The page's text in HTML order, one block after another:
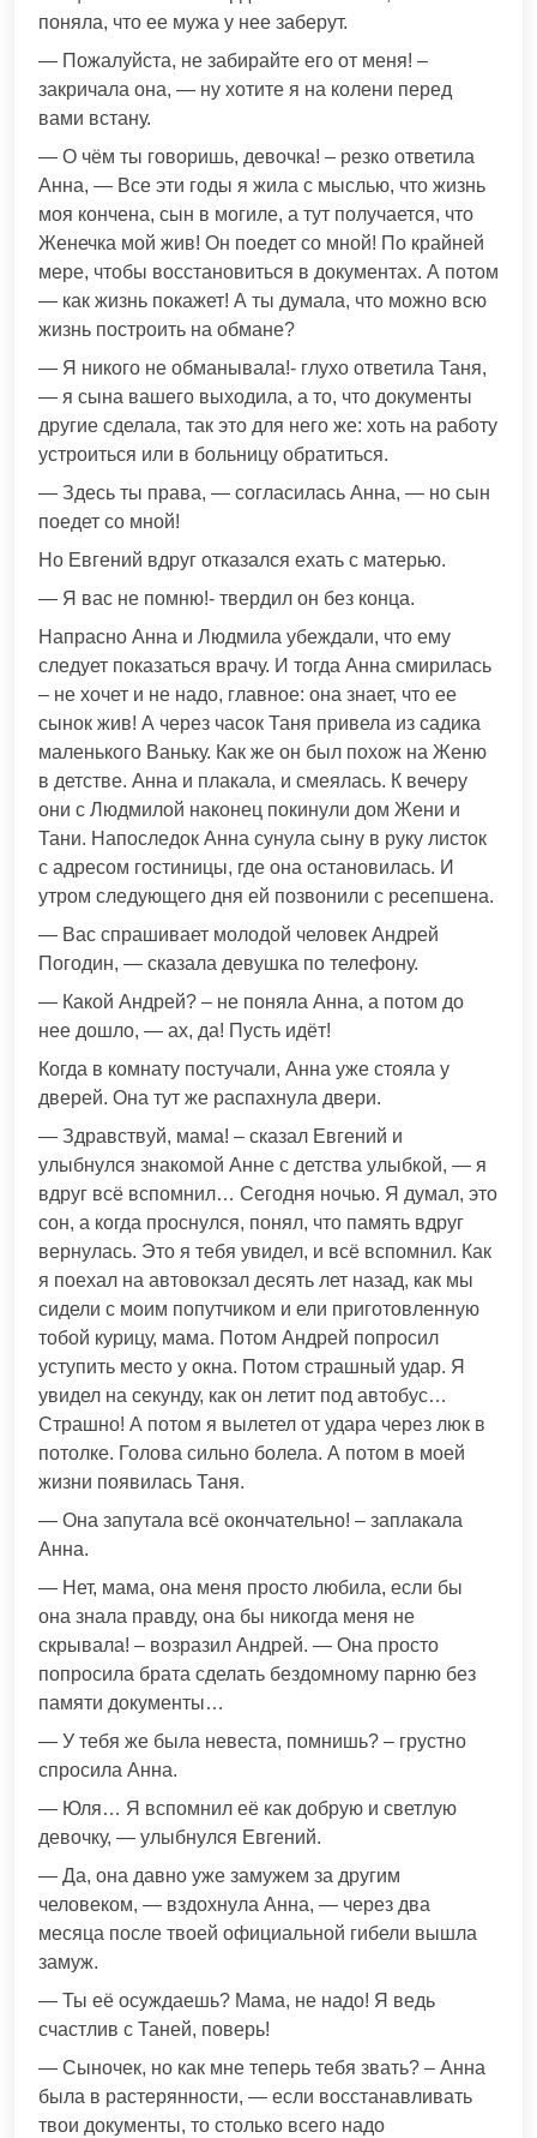
поняла, что ее мужа у нее заберут.
— Пожалуйста, не забирайте его от меня! –
закричала она, — ну хотите я на колени перед
вами встану.
— О чём ты говоришь, девочка! – резко ответила
Анна, — Все эти годы я жила с мыслью, что жизнь
моя кончена, сын в могиле, а тут получается, что
Женечка мой жив! Он поедет со мной! По крайней
мере, чтобы восстановиться в документах. А потом
— как жизнь покажет! А ты думала, что можно всю
жизнь построить на обмане?
— Я никого не обманывала!- глухо ответила Таня,
— я сына вашего выходила, а то, что документы
другие сделала, так это для него же: хоть на работу
устроиться или в больницу обратиться.
— Здесь ты права, — согласилась Анна, — но сын
поедет со мной!
Но Евгений вдруг отказался ехать с матерью.
— Я вас не помню!- твердил он без конца.
Напрасно Анна и Людмила убеждали, что ему
следует показаться врачу. И тогда Анна смирилась
– не хочет и не надо, главное: она знает, что ее
сынок жив! А через часок Таня привела из садика
маленького Ваньку. Как же он был похож на Женю
в детстве. Анна и плакала, и смеялась. К вечеру
они с Людмилой наконец покинули дом Жени и
Тани. Напоследок Анна сунула сыну в руку листок
с адресом гостиницы, где она остановилась. И
утром следующего дня ей позвонили с ресепшена.
— Вас спрашивает молодой человек Андрей
Погодин, — сказала девушка по телефону.
— Какой Андрей? – не поняла Анна, а потом до
нее дошло, — ах, да! Пусть идёт!
Когда в комнату постучали, Анна уже стояла у
дверей. Она тут же распахнула двери.
— Здравствуй, мама! – сказал Евгений и
улыбнулся знакомой Анне с детства улыбкой, — я
вдруг всё вспомнил… Сегодня ночью. Я думал, это
сон, а когда проснулся, понял, что память вдруг
вернулась. Это я тебя увидел, и всё вспомнил. Как
я поехал на автовокзал десять лет назад, как мы
сидели с моим попутчиком и ели приготовленную
тобой курицу, мама. Потом Андрей попросил
уступить место у окна. Потом страшный удар. Я
увидел на секунду, как он летит под автобус…
Страшно! А потом я вылетел от удара через люк в
потолке. Голова сильно болела. А потом в моей
жизни появилась Таня.
— Она запутала всё окончательно! – заплакала
Анна.
— Нет, мама, она меня просто любила, если бы
она знала правду, она бы никогда меня не
скрывала! – возразил Андрей. — Она просто
попросила брата сделать бездомному парню без
памяти документы…
— У тебя же была невеста, помнишь? – грустно
спросила Анна.
— Юля… Я вспомнил её как добрую и светлую
девочку, — улыбнулся Евгений.
— Да, она давно уже замужем за другим
человеком, — вздохнула Анна, — через два
месяца после твоей официальной гибели вышла
замуж.
— Ты её осуждаешь? Мама, не надо! Я ведь
счастлив с Таней, поверь!
— Сыночек, но как мне теперь тебя звать? – Анна
была в растерянности, — если восстанавливать
твои документы, то столько всего надо